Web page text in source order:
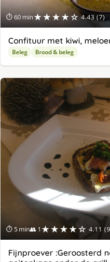
⏱ 60 min★★★★☆ 4.43 (7)
Confituur met kiwi,
Beleg Brood & beleg
⏱ 5 min👥 1 ★★★★☆ 4.11
Fijnproever :Geroosterd